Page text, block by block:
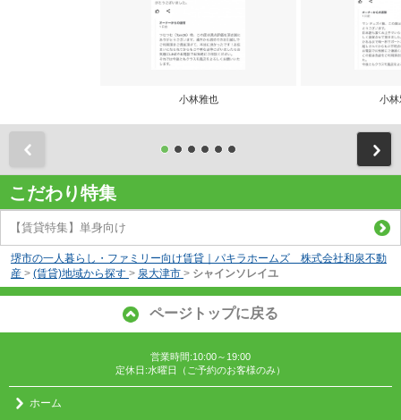
小林雅也 小林
こだわり特集
【賃貸特集】単身向け
堺市の一人暮らし・ファミリー向け賃貸｜パキラホームズ 株式会社和泉不動
産 > (賃貸)地域から探す > 泉大津市 > シャインソレイユ
ページトップに戻る
営業時間:10:00～19:00
定休日:水曜日（ご予約のお客様のみ）
ホーム